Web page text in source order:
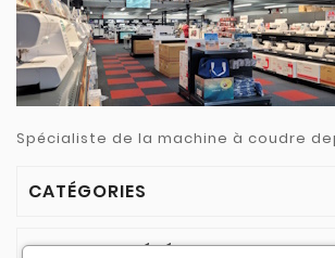
Spécialiste de la machine à coudre
CATÉGORIES
NOTRE SOCIÉTÉ